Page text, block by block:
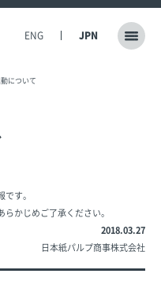
ENG JPN
について
です。
かじめご了承ください。
2018.03.27
日本紙パルプ商事株式会社